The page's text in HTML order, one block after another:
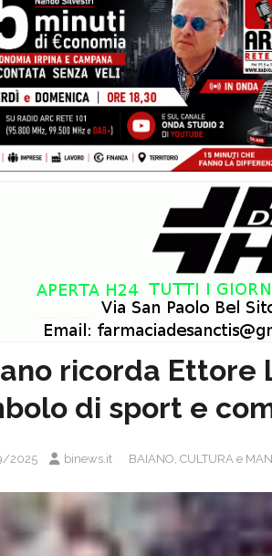
ricorda Ettore
di sport e
2025 binews.it BAIANO CULTURA e